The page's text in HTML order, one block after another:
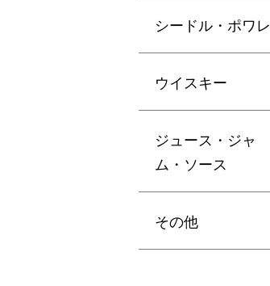
シードル・ポワレ
ウイスキー
ジュース・ジャ
ム・ソース
その他